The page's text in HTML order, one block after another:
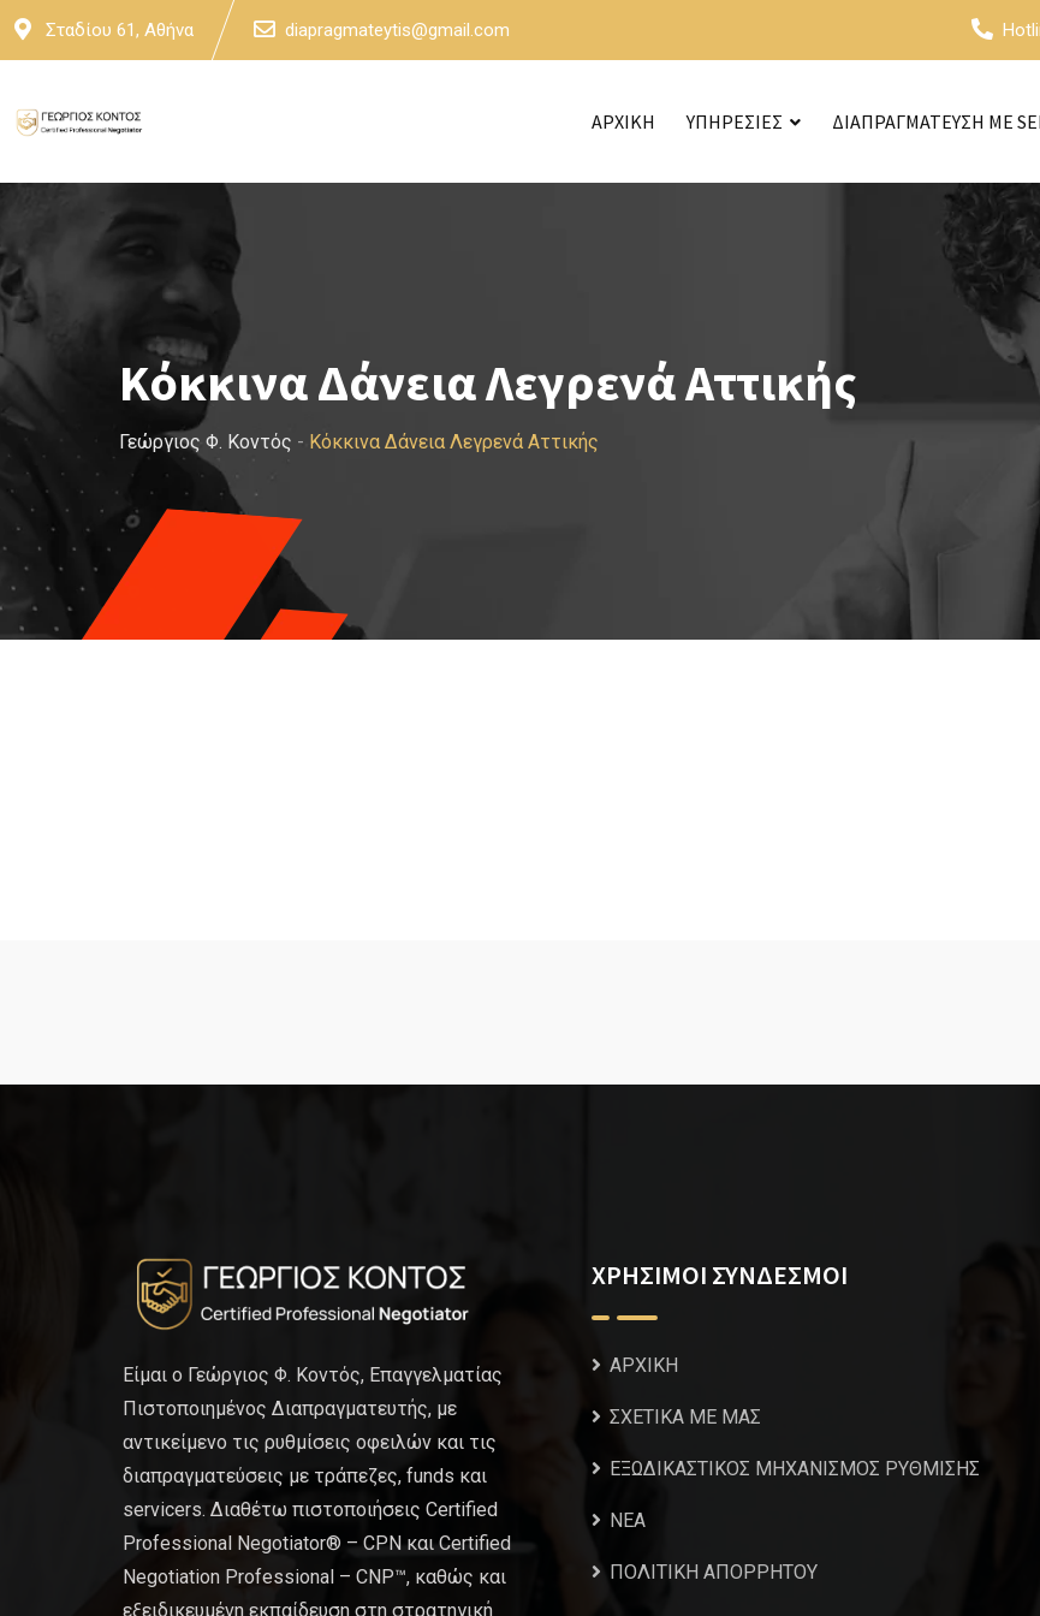
Skip
Σταδίου 61, Αθήνα diapragmateytis@gmail.com
ΑΡΧΙΚΗ ΥΠΗΡΕΣΙΕΣ ΔΙΑΠΡΑΓΜΑΤΕΥΣΗ ΜΕ
Κόκκινα Δάνεια Λεγρενά Αττικής
Γεώργιος Φ. Κοντός - Κόκκινα Δάνεια Λεγρενά Αττικής
Είμαι ο Γεώργιος Φ. Κοντός, Επαγγελματίας
Πιστοποιημένος Διαπραγματευτής, με
αντικείμενο τις ρυθμίσεις οφειλών και τις
διαπραγματεύσεις με τράπεζες, funds και
servicers. Διαθέτω πιστοποιήσεις Certified
Professional Negotiator® – CPN και Certified
Negotiation Professional – CNP™, καθώς και
εξειδικευμένη εκπαίδευση στη στρατηγική
ΧΡΗΣΙΜΟΙ ΣΥΝΔΕΣΜΟΙ
ΑΡΧΙΚΗ
ΣΧΕΤΙΚΑ ΜΕ ΜΑΣ
ΕΞΩΔΙΚΑΣΤΙΚΟΣ ΜΗΧΑΝΙΣΜΟΣ ΡΥΘΜΙΣΗΣ
NEA
ΠΟΛΙΤΙΚΗ ΑΠΟΡΡΗΤΟΥ